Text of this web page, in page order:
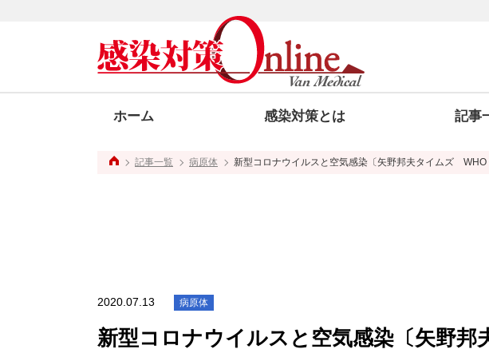
ホーム 感染対策とは 記事
記事一覧 病原体 新型コロナウイルスと空気感染〔矢野邦夫タイムズ
2020.07.13 病原体
新型コロナウイルスと空気感染〔矢野